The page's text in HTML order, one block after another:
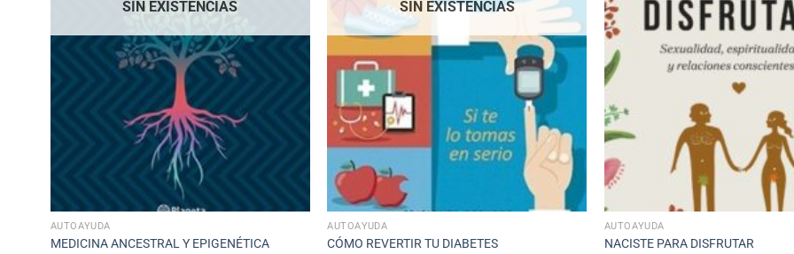
SIN EXISTENCIAS
AUTOAYUDA
MEDICINA ANCESTRAL Y EPIGENÉTICA
SIN EXISTENCIAS
AUTOAYUDA
CÓMO REVERTIR TU DIABETES
AUTOAYUDA
NACISTE PARA DISFRUTAR